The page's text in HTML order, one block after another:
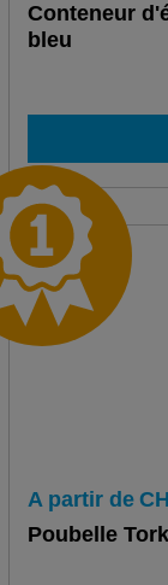
Conteneur
bleu
A partir de
Poubelle